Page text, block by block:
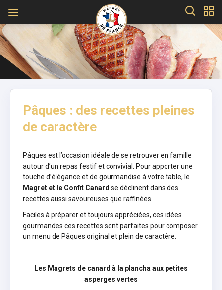
Pâques : des recettes pleines
de caractère
Pâques est l’occasion idéale de se retrouver en famille
autour d’un repas festif et convivial. Pour apporter une
touche d’élégance et de gourmandise à votre table, le
Magret et le Confit Canard se déclinent dans des
recettes aussi savoureuses que raffinées.
Faciles à préparer et toujours appréciées, ces idées
gourmandes ces recettes sont parfaites pour composer
un menu de Pâques original et plein de caractère.
Les Magrets de canard à la plancha aux petites
asperges vertes